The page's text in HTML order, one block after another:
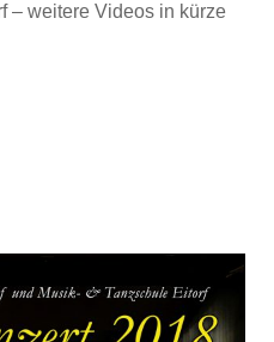
– weitere Videos in kürze